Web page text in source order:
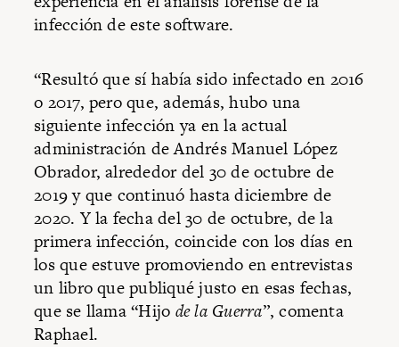
infección de este software.
“Resultó que sí había sido infectado en 2016
o 2017, pero que, además, hubo una
siguiente infección ya en la actual
administración de Andrés Manuel López
Obrador, alrededor del 30 de octubre de
2019 y que continuó hasta diciembre de
2020. Y la fecha del 30 de octubre, de la
primera infección, coincide con los días en
los que estuve promoviendo en entrevistas
un libro que publiqué justo en esas fechas,
que se llama “Hijo de la Guerra”, comenta
Raphael.